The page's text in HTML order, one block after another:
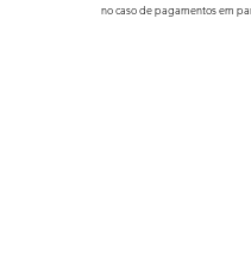
no caso de pagamentos em